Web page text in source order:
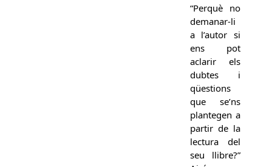
“Perquè no
demanar-li
a l’autor si
ens pot
aclarir els
dubtes i
qüestions
que se’ns
plantegen a
partir de la
lectura del
seu llibre?”